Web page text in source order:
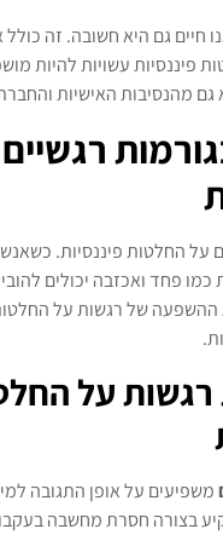
חיים גם היא חשובה. זה
פיננסיות עשויות להיות
מהנסיבות האישיות
על החלטות פיננסיות.
כמו פחד ואכזבה יכולים
ההשפעה של רגשות על
על
משפיעים על אופן התגובה
בצורה חסרת מחשבה